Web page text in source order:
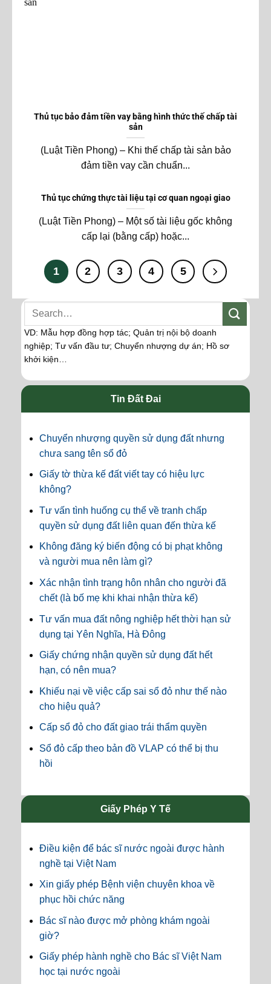
Thủ tục bảo đảm tiền vay bằng hình thức thế chấp tài
sản
(Luật Tiền Phong) – Khi thế chấp tài sản bảo
đảm tiền vay cần chuẩn...
Thủ tục chứng thực tài liệu tại cơ quan ngoại giao
(Luật Tiền Phong) – Một số tài liệu gốc không
cấp lại (bằng cấp) hoặc...
1 2 3 4 5
VD: Mẫu hợp đồng hợp tác; Quản trị nội bộ doanh
nghiệp; Tư vấn đầu tư; Chuyển nhượng dự án; Hồ sơ
khởi kiện…
Tin Đất Đai
Chuyển nhượng quyền sử dụng đất nhưng
chưa sang tên sổ đỏ
Giấy tờ thừa kế đất viết tay có hiệu lực
không?
Tư vấn tình huống cụ thể về tranh chấp
quyền sử dụng đất liên quan đến thừa kế
Không đăng ký biến động có bị phạt không
và người mua nên làm gì?
Xác nhận tình trạng hôn nhân cho người đã
chết (là bố mẹ khi khai nhận thừa kế)
Tư vấn mua đất nông nghiệp hết thời hạn sử
dụng tại Yên Nghĩa, Hà Đông
Giấy chứng nhận quyền sử dụng đất hết
hạn, có nên mua?
Khiếu nại về việc cấp sai sổ đỏ như thế nào
cho hiệu quả?
Cấp sổ đỏ cho đất giao trái thẩm quyền
Sổ đỏ cấp theo bản đồ VLAP có thể bị thu
hồi
Giấy Phép Y Tế
Điều kiện để bác sĩ nước ngoài được hành
nghề tại Việt Nam
Xin giấy phép Bệnh viện chuyên khoa về
phục hồi chức năng
Bác sĩ nào được mở phòng khám ngoài
giờ?
Giấy phép hành nghề cho Bác sĩ Việt Nam
học tại nước ngoài